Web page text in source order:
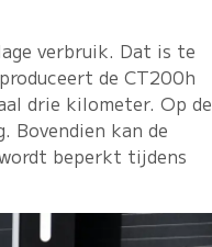
verbruik. Dat is te
de CT200h
drie kilometer. Op de
Bovendien kan de
beperkt tijdens